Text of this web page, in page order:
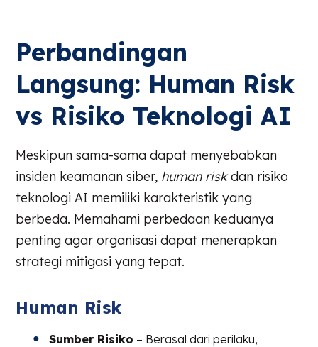
Perbandingan
Langsung: Human Risk
vs Risiko Teknologi AI
Meskipun sama-sama dapat menyebabkan
insiden keamanan siber, human riskdan risiko
teknologi AI memiliki karakteristik yang
berbeda. Memahami perbedaan keduanya
penting agar organisasi dapat menerapkan
strategi mitigasi yang tepat.
Human Risk
Sumber Risiko – Berasal dari perilaku,